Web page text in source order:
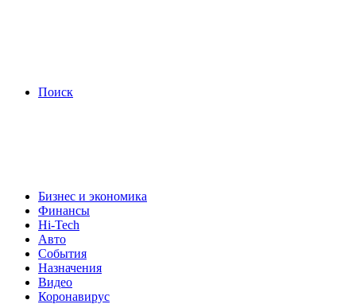
Поиск
Бизнес и экономика
Финансы
Hi-Tech
Авто
События
Назначения
Видео
Коронавирус